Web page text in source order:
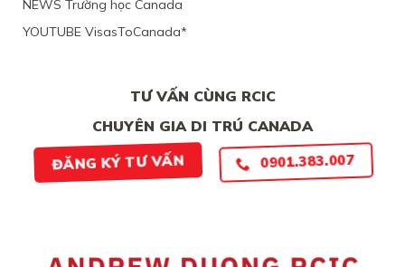
NEWS Trường học Canada
YOUTUBE VisasToCanada*
TƯ VẤN CÙNG RCIC
CHUYÊN GIA DI TRÚ CANADA
ĐĂNG KÝ TƯ VẤN 0901.383.007